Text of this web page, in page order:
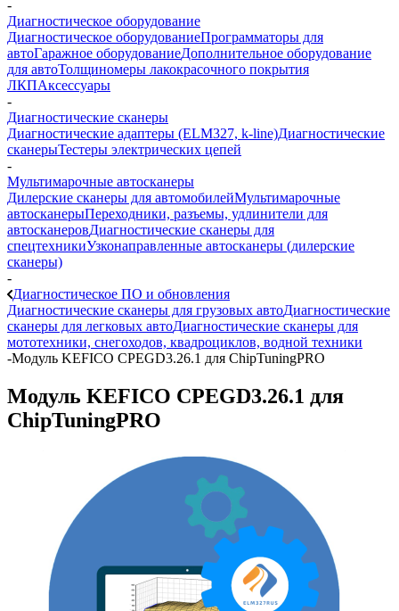
-
Диагностическое оборудование
Диагностическое оборудованиеПрограмматоры для
автоГаражное оборудованиеДополнительное оборудование
для автоТолщиномеры лакокрасочного покрытия
ЛКПАксессуары
-
Диагностические сканеры
Диагностические адаптеры (ELM327, k-line)Диагностические
сканерыТестеры электрических цепей
-
Мультимарочные автосканеры
Дилерские сканеры для автомобилейМультимарочные
автосканерыПереходники, разъемы, удлинители для
автосканеровДиагностические сканеры для
спецтехникиУзконаправленные автосканеры (дилерские
сканеры)
-
Диагностическое ПО и обновления
Диагностические сканеры для грузовых автоДиагностические
сканеры для легковых автоДиагностические сканеры для
мототехники, снегоходов, квадроциклов, водной техники
-Модуль KEFICO CPEGD3.26.1 для ChipTuningPRO
Модуль KEFICO CPEGD3.26.1 для
ChipTuningPRO